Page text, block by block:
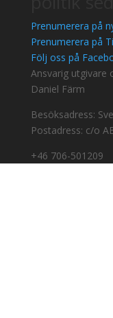
Prenumerera på
Prenumerera på
Följ oss på
Ansvarig utgivare
Daniel Färm
Besöksadress:
Postadress: c/o
+46 706-501209